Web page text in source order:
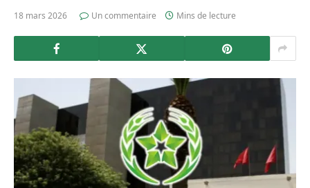
18 mars 2026 Un commentaire Mins de lecture